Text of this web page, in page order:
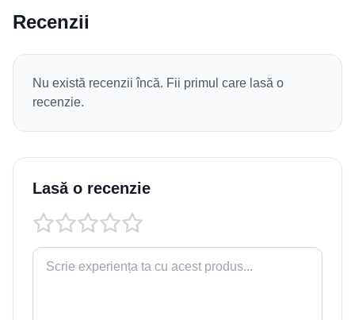
Recenzii
Nu există recenzii încă. Fii primul care lasă o
recenzie.
Lasă o recenzie